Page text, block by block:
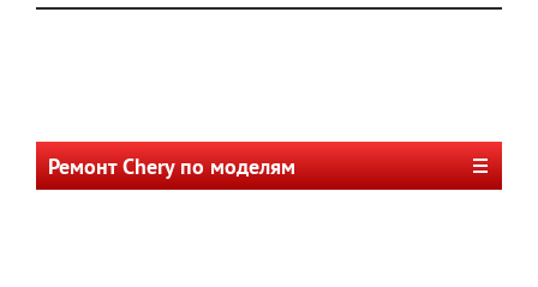
Ремонт Chery по моделям